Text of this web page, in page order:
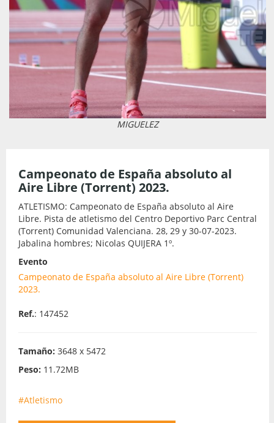
MIGUELEZ
Campeonato de España absoluto al
Aire Libre (Torrent) 2023.
ATLETISMO: Campeonato de España absoluto al Aire
Libre. Pista de atletismo del Centro Deportivo Parc Central
(Torrent) Comunidad Valenciana. 28, 29 y 30-07-2023.
Jabalina hombres; Nicolas QUIJERA 1º.
Evento
Campeonato de España absoluto al Aire Libre (Torrent)
2023.
Ref.: 147452
Tamaño: 3648 x 5472
Peso: 11.72MB
#Atletismo